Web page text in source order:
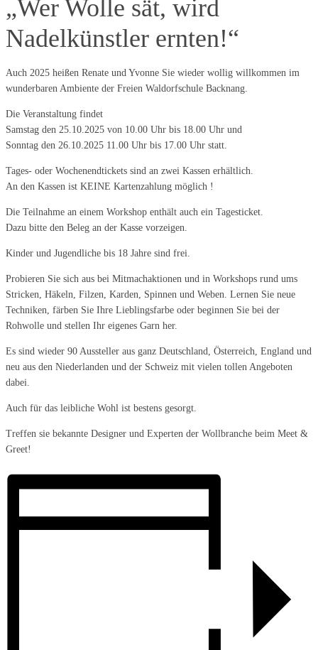
„Wer Wolle sät, wird
Nadelkünstler ernten!“
Auch 2025 heißen Renate und Yvonne Sie wieder wollig willkommen im
wunderbaren Ambiente der Freien Waldorfschule Backnang.
Die Veranstaltung findet
Samstag den 25.10.2025 von 10.00 Uhr bis 18.00 Uhr und
Sonntag den 26.10.2025 11.00 Uhr bis 17.00 Uhr statt.
Tages- oder Wochenendtickets sind an zwei Kassen erhältlich.
An den Kassen ist KEINE Kartenzahlung möglich !
Die Teilnahme an einem Workshop enthält auch ein Tagesticket.
Dazu bitte den Beleg an der Kasse vorzeigen.
Kinder und Jugendliche bis 18 Jahre sind frei.
Probieren Sie sich aus bei Mitmachaktionen und in Workshops rund ums
Stricken, Häkeln, Filzen, Karden, Spinnen und Weben. Lernen Sie neue
Techniken, färben Sie Ihre Lieblingsfarbe oder beginnen Sie bei der
Rohwolle und stellen Ihr eigenes Garn her.
Es sind wieder 90 Aussteller aus ganz Deutschland, Österreich, England und
neu aus den Niederlanden und der Schweiz mit vielen tollen Angeboten
dabei.
Auch für das leibliche Wohl ist bestens gesorgt.
Treffen sie bekannte Designer und Experten der Wollbranche beim Meet &
Greet!